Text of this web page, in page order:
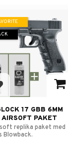
to favorites
17 GBB 6MM
AIRSOFT PAKET
replika paket med
Blowback.